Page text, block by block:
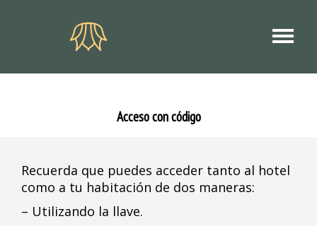
Acceso con código
Recuerda que puedes acceder tanto al hotel
como a tu habitación de dos maneras:
– Utilizando la llave.